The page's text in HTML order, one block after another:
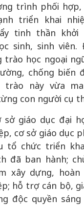
trình phối
triển khai
tinh thần khởi
sinh, sinh
trào học ngoại
chống biến
trào này vừa
con người cụ
sở giáo dục đại
cơ sở giáo dục
tổ chức triển
đã ban hành;
xây dựng,
hỗ trợ cán bộ,
độc quyền sáng